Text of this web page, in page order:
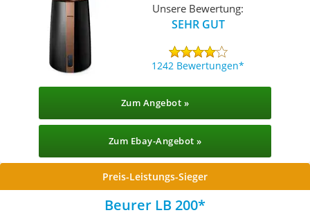
Unsere Bewertung:
SEHR GUT
1242 Bewertungen
Zum Angebot »
Zum Ebay-Angebot »
Preis-Leistungs-Sieger
Beurer LB 200